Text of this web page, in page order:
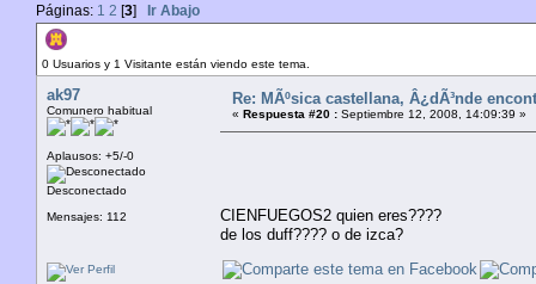
Páginas: 1 2 [3] Ir Abajo
0 Usuarios y 1 Visitante están viendo este tema.
ak97
Comunero habitual
Aplausos: +5/-0
Desconectado
Mensajes: 112
Re: MÃºsica castellana, Â¿dÃ³nde
« Respuesta #20 : Septiembre 12, 2008, 14:09:39 »
CIENFUEGOS2 quien eres????
de los duff???? o de izca?